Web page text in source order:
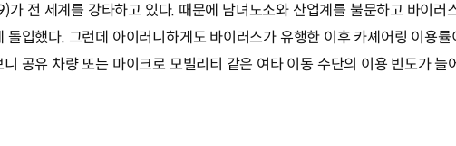
전 세계를 강타하고 있다. 때문에 남녀노소와 산업계를 불문하고 바이러
입했다. 그런데 아이러니하게도 바이러스가 유행한 이후 카셰어링 이용률
공유 차량 또는 마이크로 모빌리티 같은 여타 이동 수단의 이용 빈도가 늘